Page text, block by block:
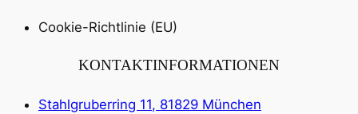
Cookie-Richtlinie (EU)
KONTAKTINFORMATIONEN
Stahlgruberring 11, 81829 München